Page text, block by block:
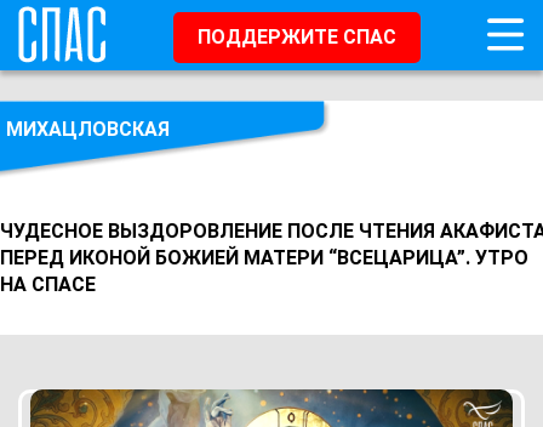
ПОДДЕРЖИТЕ СПАС
МИХАЦЛОВСКАЯ
ЧУДЕСНОЕ ВЫЗДОРОВЛЕНИЕ ПОСЛЕ ЧТЕНИЯ
ПЕРЕД ИКОНОЙ БОЖИЕЙ МАТЕРИ “ВСЕЦАРИЦА”. УТРО
НА СПАСЕ